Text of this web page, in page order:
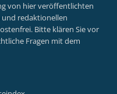
von hier veröffentlichten
redaktionellen
Bitte klären Sie vor
Fragen mit dem